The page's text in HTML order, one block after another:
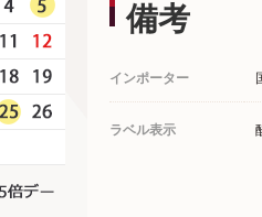
備考
インポーター
ラベル表示